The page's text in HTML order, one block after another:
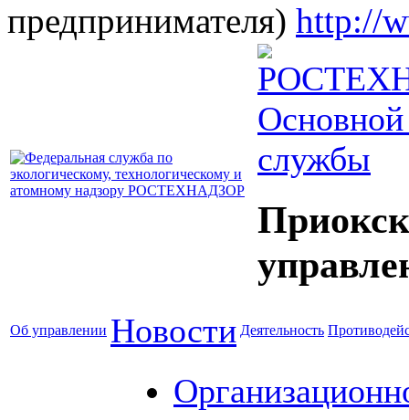
предпринимателя) http://
Основной
службы
Об управлении Новости Деятельность